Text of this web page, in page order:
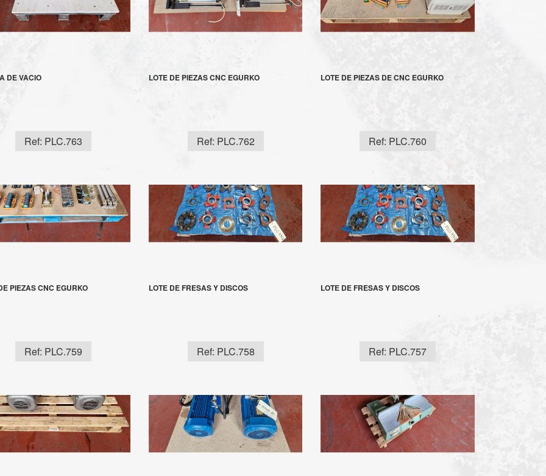
DE VACIO
Ref: PLC.763
LOTE DE PIEZAS CNC EGURKO
Ref: PLC.762
LOTE DE PIEZAS DE CNC EGURKO
Ref: PLC.760
PIEZAS CNC EGURKO
Ref: PLC.759
LOTE DE FRESAS Y DISCOS
Ref: PLC.758
LOTE DE FRESAS Y DISCOS
Ref: PLC.757